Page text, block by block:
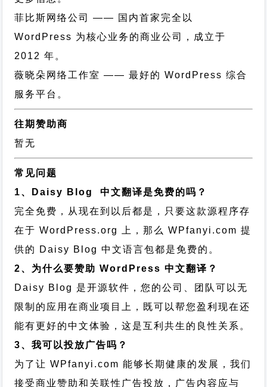
菲比斯网络公司
—— 国内首家完全以
WordPress 为核心业务的商业公司，成立于
2012 年。
薇晓朵网络工作室 —— 最好的 WordPress 综合
服务平台。
往期赞助商
暂无
常见问题
1、Daisy Blog 中文翻译是免费的吗？
完全免费，从现在到以后都是，只要这款源程序存
在于 WordPress.org 上，那么 WPfanyi.com 提
供的 Daisy Blog 中文语言包都是免费的。
2、为什么要赞助 WordPress 中文翻译？
Daisy Blog 是开源软件，您的公司、团队可以无
限制的应用在商业项目上，既可以帮您盈利现在还
能有更好的中文体验，这是互利共生的良性关系。
3、我可以投放广告吗？
为了让 WPfanyi.com 能够长期健康的发展，我们
接受商业赞助和关联性广告投放，广告内容应与